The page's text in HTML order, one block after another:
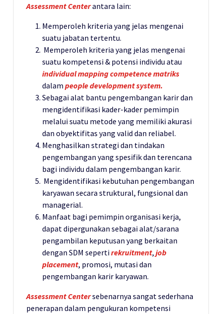
Assessment Centerantara lain:
Memperoleh kriteria yang jelas mengenai
suatu jabatan tertentu.
Memperoleh kriteria yang jelas mengenai
suatu kompetensi & potensi individu atau
individual mapping competence matriks
dalam people development system.
Sebagai alat bantu pengembangan karir dan
mengidentifikasi kader-kader pemimpin
melalui suatu metode yang memiliki akurasi
dan obyektifitas yang valid dan reliabel.
Menghasilkan strategi dan tindakan
pengembangan yang spesifik dan terencana
bagi individu dalam pengembangan karir.
Mengidentifikasi kebutuhan pengembangan
karyawan secara struktural, fungsional dan
managerial.
Manfaat bagi pemimpin organisasi kerja,
dapat dipergunakan sebagai alat/sarana
pengambilan keputusan yang berkaitan
dengan SDM sepertirekruitment, job
placement, promosi, mutasi dan
pengembangan karir karyawan.
Assessment Centersebenarnya sangat sederhana
penerapan dalam pengukuran kompetensi